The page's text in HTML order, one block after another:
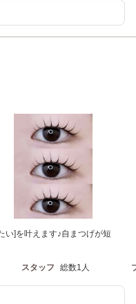
い]を叶えます♪自まつげが短
スタッフ 総数1人